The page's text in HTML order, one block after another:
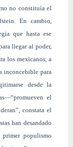
no constituía el
En cambio,
que hasta ese
llegar al poder,
los mexicanos, a
inconcebible para
desde la
el
constata el
han desandado
populismo